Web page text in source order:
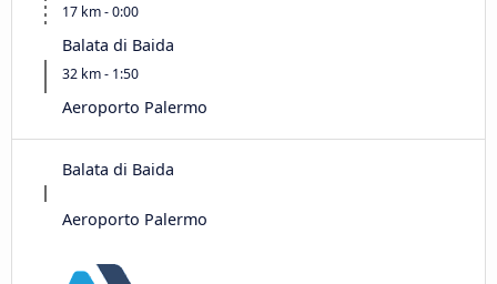
17 km - 0:00
Balata di Baida
32 km - 1:50
Aeroporto Palermo
Balata di Baida
Aeroporto Palermo